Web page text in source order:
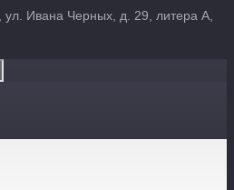
ул. Ивана Черных, д. 29, литера А,